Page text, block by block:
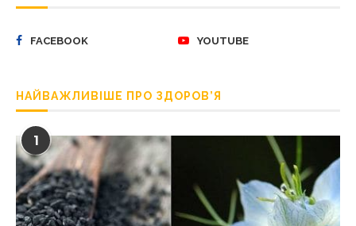
FACEBOOK YOUTUBE
НАЙВАЖЛИВІШЕ ПРО ЗДОРОВ’Я
1